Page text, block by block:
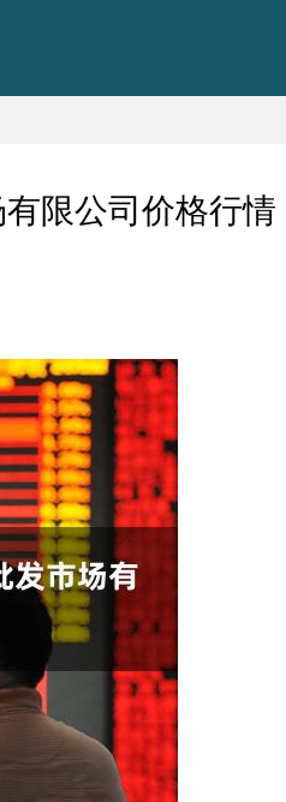
限公司价格行情
200.89